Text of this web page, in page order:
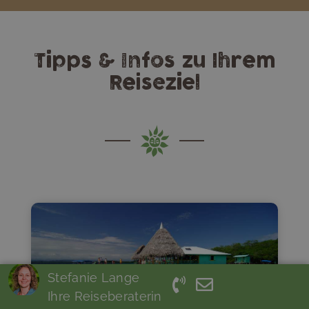
Tipps & Infos zu Ihrem
Reiseziel
Stefanie Lange
Ihre Reiseberaterin